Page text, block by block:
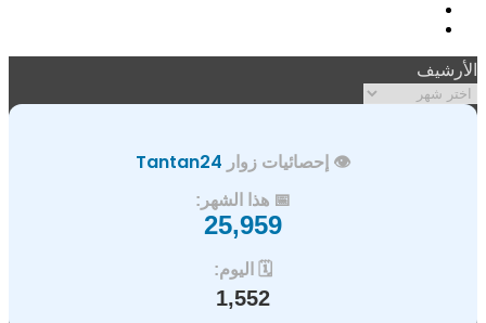
RSS
الأرشيف
الأرشيف
👁️ إحصائيات زوار Tantan24
📅 هذا الشهر:
25,959
🗓️ اليوم:
1,552